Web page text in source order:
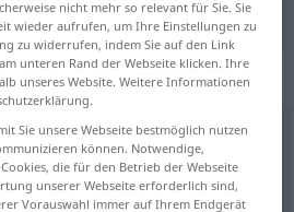
Übersetzung
anklicken/antippen)
nicht mehr so relevant für Sie. Sie
wieder aufrufen, um Ihre Einstellungen zu
zu widerrufen, indem Sie auf den Link
unteren Rand der Webseite klicken. Ihre
unseres Website. Weitere Informationen
Sie unsere Webseite bestmöglich nutzen
können. Notwendige,
die für den Betrieb der Webseite
unserer Webseite erforderlich sind,
Vorauswahl immer auf Ihrem Endgerät